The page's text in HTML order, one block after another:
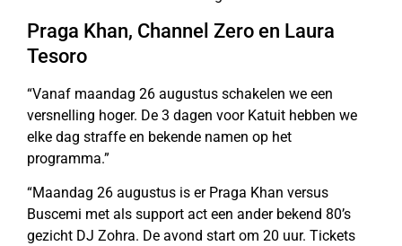
Praga Khan, Channel Zero en Laura
Tesoro
“Vanaf maandag 26 augustus schakelen we een
versnelling hoger. De 3 dagen voor Katuit hebben we
elke dag straffe en bekende namen op het
programma.”
“Maandag 26 augustus is er Praga Khan versus
Buscemi met als support act een ander bekend 80’s
gezicht DJ Zohra. De avond start om 20 uur. Tickets